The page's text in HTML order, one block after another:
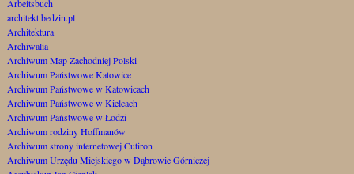
Arbeitsbuch
architekt.bedzin.pl
Architektura
Archiwalia
Archiwum Map Zachodniej Polski
Archiwum Państwowe Katowice
Archiwum Państwowe w Katowicach
Archiwum Państwowe w Kielcach
Archiwum Państwowe w Łodzi
Archiwum rodziny Hoffmanów
Archiwum strony internetowej Cutiron
Archiwum Urzędu Miejskiego w Dąbrowie Górniczej